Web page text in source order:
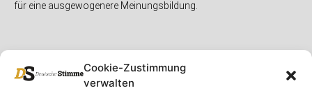
Cookie-Zustimmung
verwalten
für eine ausgewogenere Meinungsbildung.